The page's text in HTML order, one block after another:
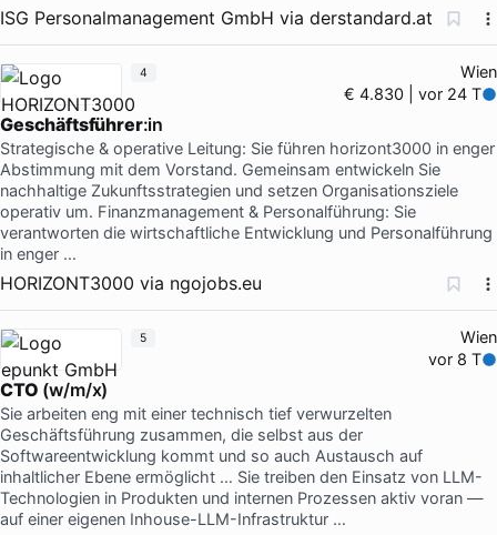
ISG Personalmanagement GmbH via derstandard.at
Wien
€ 4.830 | vor 24 T
Geschäftsführer:in
Strategische & operative Leitung: Sie führen horizont3000 in enger
Abstimmung mit dem Vorstand. Gemeinsam entwickeln Sie
nachhaltige Zukunftsstrategien und setzen Organisationsziele
operativ um. Finanzmanagement & Personalführung: Sie
verantworten die wirtschaftliche Entwicklung und Personalführung
in enger …
HORIZONT3000 via ngojobs.eu
4
Wien
vor 8 T
CTO (w/m/x)
Sie arbeiten eng mit einer technisch tief verwurzelten
Geschäftsführung zusammen, die selbst aus der
Softwareentwicklung kommt und so auch Austausch auf
inhaltlicher Ebene ermöglicht … Sie treiben den Einsatz von LLM-
Technologien in Produkten und internen Prozessen aktiv voran —
auf einer eigenen Inhouse-LLM-Infrastruktur …
5